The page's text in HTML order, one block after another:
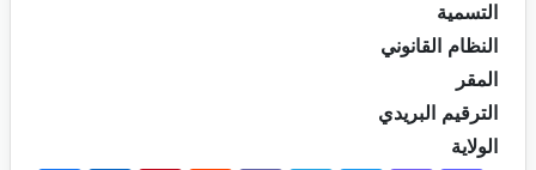
التسمية
النظام القانوني
المقر
الترقيم البريدي
الولاية